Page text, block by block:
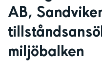
AB,
miljöbalken